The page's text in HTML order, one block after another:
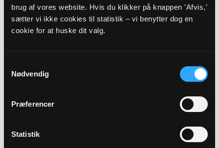
brug af vores website. Hvis du klikker på knappen ’Afvis,’
sætter vi ikke cookies til statistik – vi benytter dog en
cookie for at huske dit valg.
Nødvendig
Præferencer
Statistik
Sognekode: 7192
Pastorat: Store Magleby Pastorat
Kommune: Dragør Kommune (155)
Amagerland Provsti